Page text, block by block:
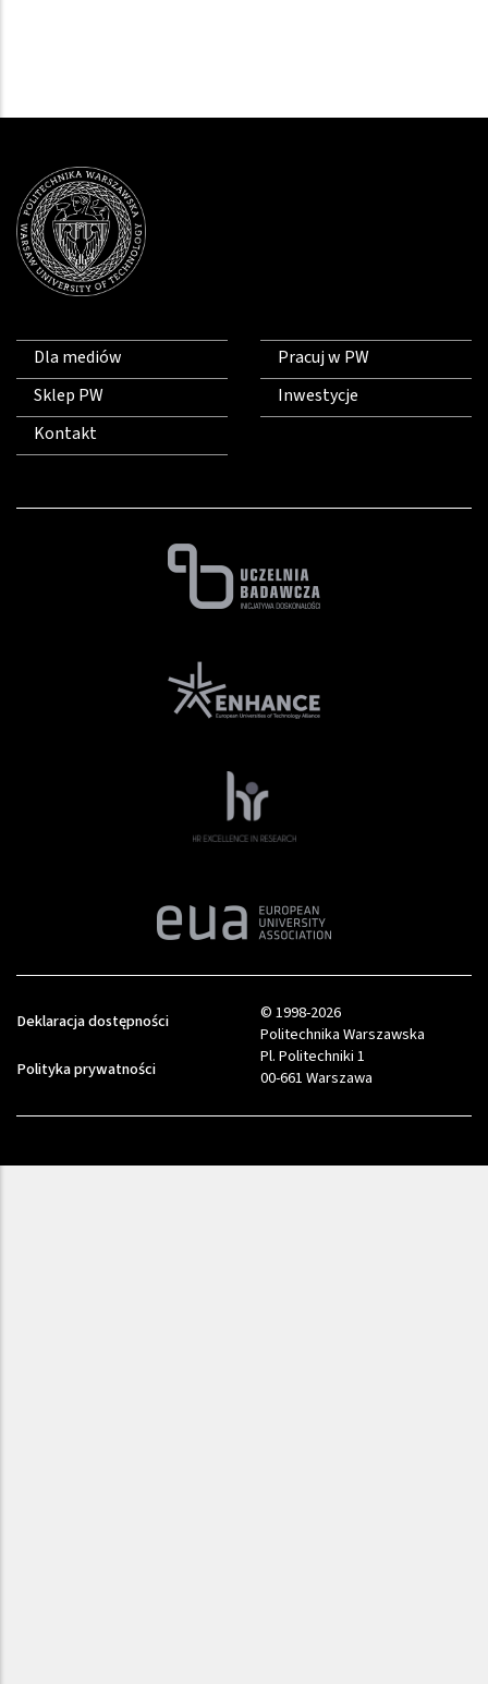
Dla mediów
Sklep PW
Kontakt
Pracuj w PW
Inwestycje
© 1998-2026
Politechnika Warszawska
Pl. Politechniki 1
00-661 Warszawa
Deklaracja dostępności
Polityka prywatności